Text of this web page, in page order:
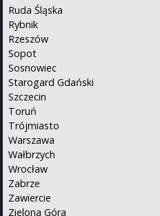
Ruda Śląska
Rybnik
Rzeszów
Sopot
Sosnowiec
Starogard Gdański
Szczecin
Toruń
Trójmiasto
Warszawa
Wałbrzych
Wrocław
Zabrze
Zawiercie
Zielona Góra